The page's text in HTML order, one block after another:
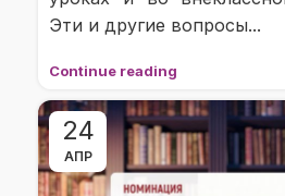
Эти и другие вопросы...
Continue reading
24
АПР